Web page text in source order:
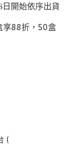
日開始依序出貨
88折，50盒
(